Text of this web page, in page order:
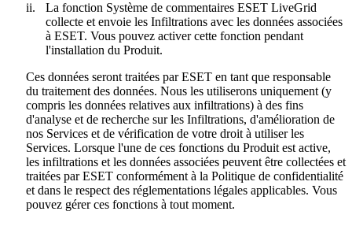
ii.
La fonction Système de commentaires ESET LiveGrid
collecte et envoie les Infiltrations avec les données associées
à ESET. Vous pouvez activer cette fonction pendant
l'installation du Produit.
Ces données seront traitées par ESET en tant que responsable
du traitement des données. Nous les utiliserons uniquement (y
compris les données relatives aux infiltrations) à des fins
d'analyse et de recherche sur les Infiltrations, d'amélioration de
nos Services et de vérification de votre droit à utiliser les
Services. Lorsque l'une de ces fonctions du Produit est active,
les infiltrations et les données associées peuvent être collectées et
traitées par ESET conformément à la Politique de confidentialité
et dans le respect des réglementations légales applicables. Vous
pouvez gérer ces fonctions à tout moment.